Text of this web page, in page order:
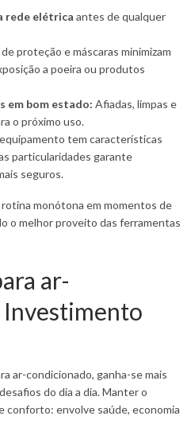
rede elétrica antes de qualquer
proteção e máscaras minimizam
a poeira ou produtos
em bom estado: Afiadas, limpas e
o próximo uso.
tem características
particularidades garante
seguros.
monótona em momentos de
o melhor proveito das ferramentas
ar-
ar-condicionado, ganha-se mais
do dia a dia. Manter o
conforto: envolve saúde, economia